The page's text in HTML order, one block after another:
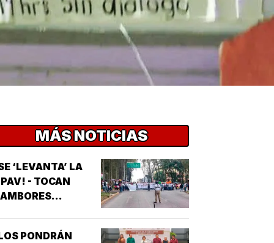
MÁS NOTICIAS
‘LEVANTA’ LA
- TOCAN
PONDRÁN